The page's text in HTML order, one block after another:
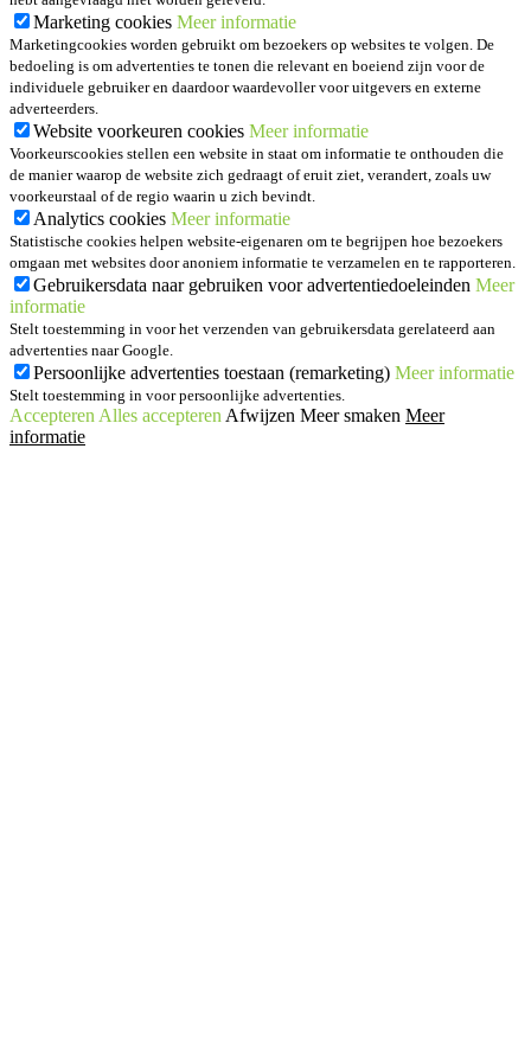
Marketing cookies Meer informatie
Marketingcookies worden gebruikt om bezoekers op websites te volgen. De
bedoeling is om advertenties te tonen die relevant en boeiend zijn voor de
individuele gebruiker en daardoor waardevoller voor uitgevers en externe
adverteerders.
Website voorkeuren cookies Meer informatie
Voorkeurscookies stellen een website in staat om informatie te onthouden die
de manier waarop de website zich gedraagt of eruit ziet, verandert, zoals uw
voorkeurstaal of de regio waarin u zich bevindt.
Analytics cookies Meer informatie
Statistische cookies helpen website-eigenaren om te begrijpen hoe bezoekers
omgaan met websites door anoniem informatie te verzamelen en te rapporteren.
Gebruikersdata naar gebruiken voor advertentiedoeleinden Meer
informatie
Stelt toestemming in voor het verzenden van gebruikersdata gerelateerd aan
advertenties naar Google.
Persoonlijke advertenties toestaan (remarketing) Meer informatie
Stelt toestemming in voor persoonlijke advertenties.
Accepteren Alles accepteren Afwijzen Meer smaken Meer
informatie